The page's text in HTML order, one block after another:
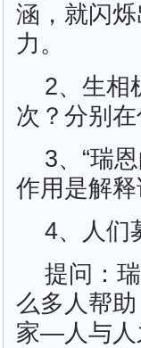
涵，就闪
力。
2、生相
次？分别
3、“瑞
作用是解释
4、人们
提问：
么多人帮
家—人与人